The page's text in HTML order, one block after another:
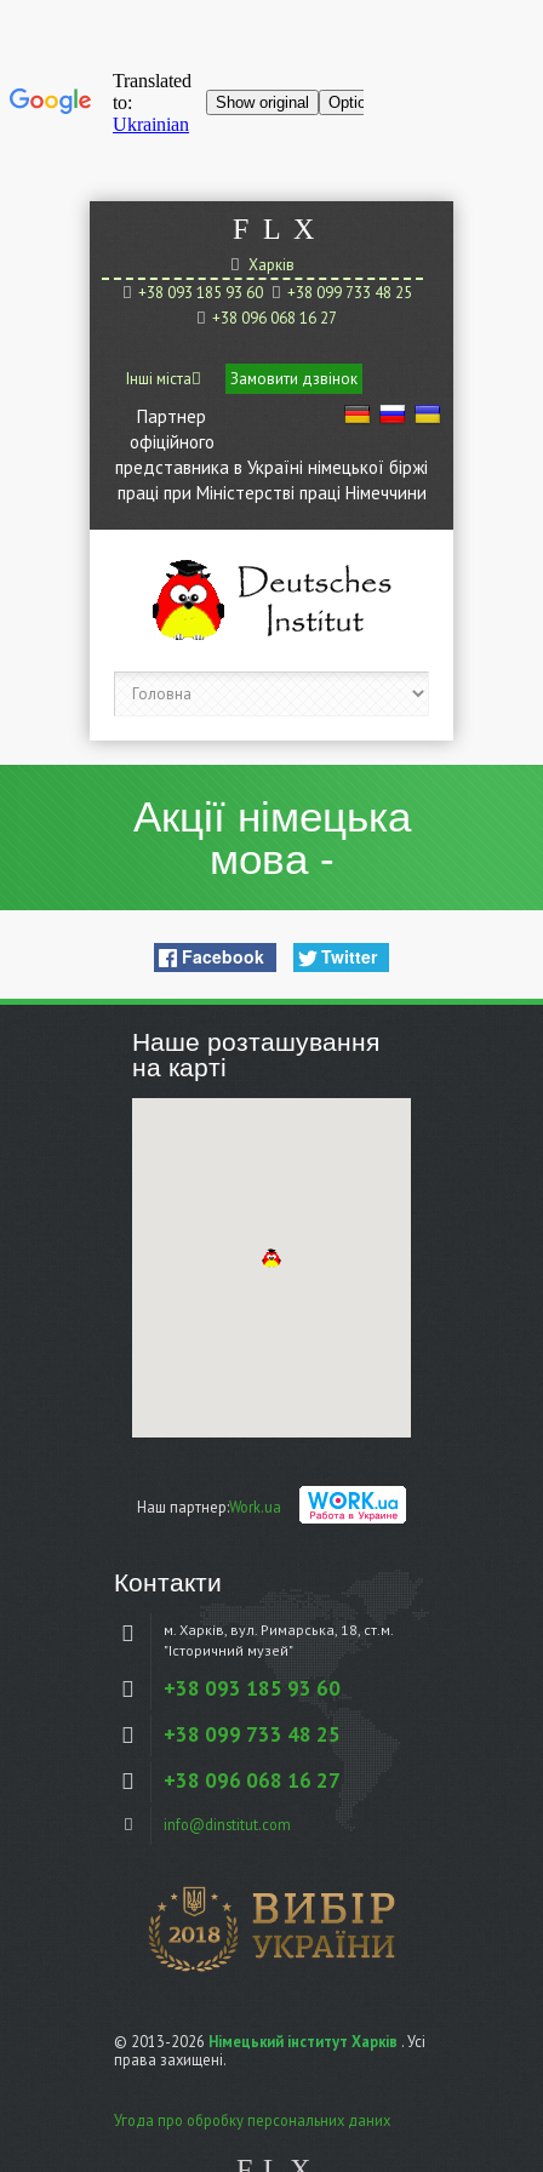
F L X
Харків
+38 093 185 93 60
+38 099 733 48 25
+38 096 068 16 27
Інші міста Замовити дзвінок
Партнер
офіційного
представника в Україні німецької біржі
праці при Міністерстві праці Німеччини
Акції німецька
мова -
Facebook Twitter
Наше розташування
на карті
Наш партнер:Work.ua
Контакти
м. Харків, вул. Римарська, 18, ст.м.
"Історичний музей"
+38 093 185 93 60
+38 099 733 48 25
+38 096 068 16 27
info@dinstitut.com
© 2013-2026 Німецький інститут Харків . Усі
права захищені.
Угода про обробку персональних даних